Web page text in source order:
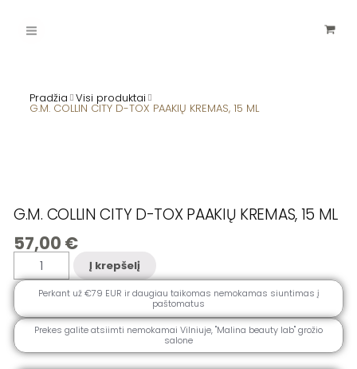
turinio
Menu
Pradžia Visi produktai
G.M. COLLIN CITY D-TOX PAAKIŲ KREMAS, 15 ML
G.M. COLLIN CITY D-TOX PAAKIŲ KREMAS, 15 ML
57,00 €
produkto
kiekis:
G.M.
COLLIN
D-
TOX
PAAKIŲ
KREMAS,
15
ML
Į krepšelį
Perkant už €79 EUR ir daugiau taikomas nemokamas siuntimas į
paštomatus
Prekes galite atsiimti nemokamai Vilniuje, ''Malina beauty lab" grožio
salone